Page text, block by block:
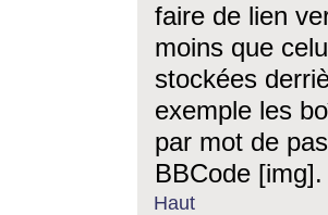
faire de lien
moins que
stockées
exemple les
par mot de
BBCode [img].
Haut